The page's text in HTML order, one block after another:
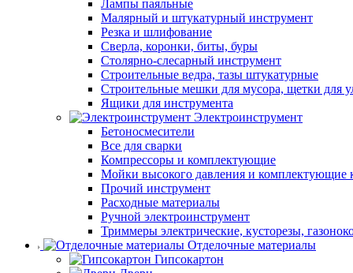
Лампы паяльные
Малярный и штукатурный инструмент
Резка и шлифование
Сверла, коронки, биты, буры
Столярно-слесарный инструмент
Строительные ведра, тазы штукатурные
Строительные мешки для мусора, щетки для
Ящики для инструмента
Электроинструмент
Бетоносмесители
Все для сварки
Компрессоры и комплектующие
Мойки высокого давления и комплектующие
Прочий инструмент
Расходные материалы
Ручной электроинструмент
Триммеры электрические, кусторезы,
Отделочные материалы
Гипсокартон